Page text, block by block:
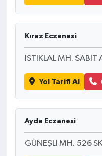
Kıraz Eczanesi
ISTIKLAL MH. SABIT
Yol Tarifi Al
Ayda Eczanesi
GÜNEŞLİ MH. 526